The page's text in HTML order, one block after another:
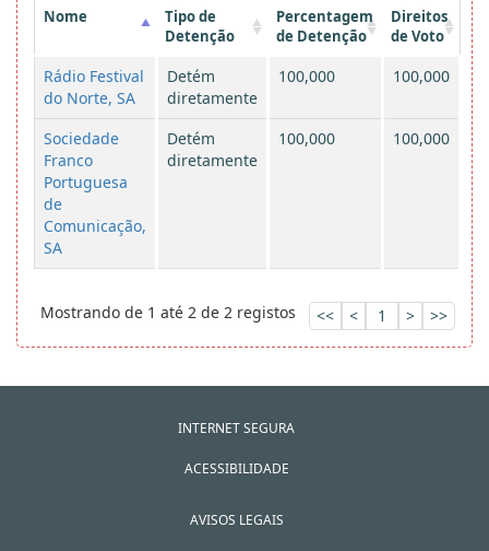
Nome
Tipo de
Detenção
Percentagem
de Detenção
Direitos
de Voto
Rádio Festival
do Norte, SA
Detém
diretamente
100,000 100,000
Sociedade
Franco
Portuguesa
de
Comunicação,
SA
Detém
diretamente
100,000 100,000
Mostrando de 1 até 2 de 2 registos << < 1 > >>
INTERNET SEGURA
ACESSIBILIDADE
AVISOS LEGAIS